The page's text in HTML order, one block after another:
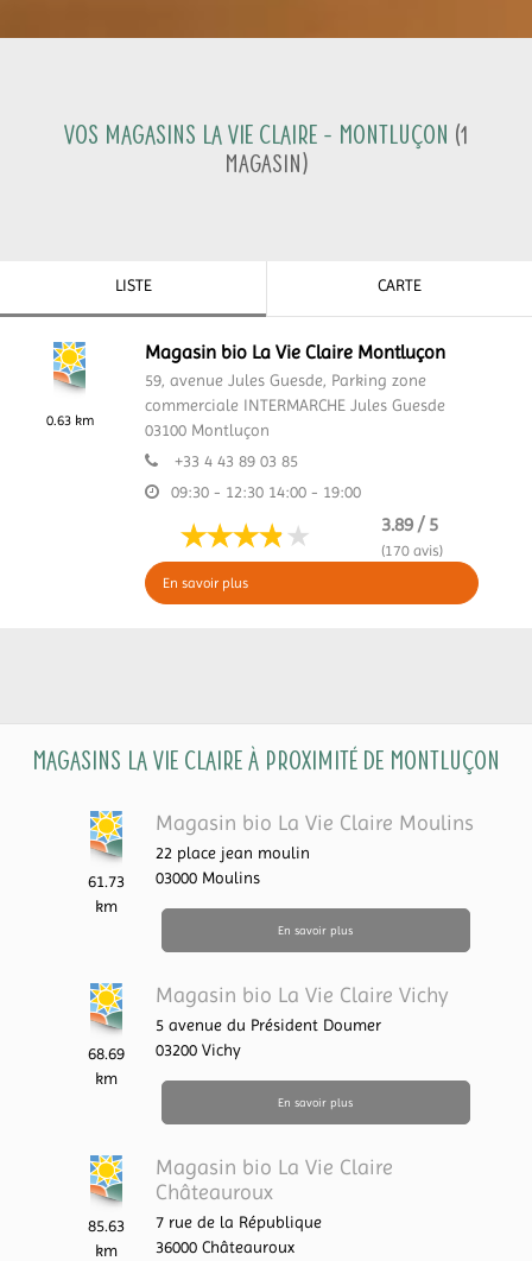
Vos magasins La Vie Claire - Montluçon (1
Magasin)
LISTE CARTE
0.63 km
Magasin bio La Vie Claire Montluçon
59, avenue Jules Guesde, Parking zone
commerciale INTERMARCHE Jules Guesde
03100 Montluçon
+33 4 43 89 03 85
09:30 - 12:30 14:00 - 19:00
3.89 / 5
(170 avis)
En savoir plus
Magasins La Vie Claire à proximité de Montluçon
61.73
km
Magasin bio La Vie Claire Moulins
22 place jean moulin
03000 Moulins
En savoir plus
68.69
km
Magasin bio La Vie Claire Vichy
5 avenue du Président Doumer
03200 Vichy
En savoir plus
85.63
km
Magasin bio La Vie Claire
Châteauroux
7 rue de la République
36000 Châteauroux